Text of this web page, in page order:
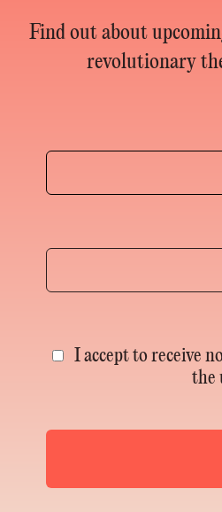
Find out about
revolutionary
I accept to receive
the